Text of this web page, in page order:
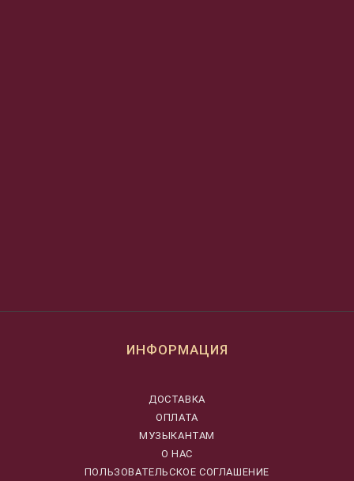
ИНФОРМАЦИЯ
ДОСТАВКА
ОПЛАТА
МУЗЫКАНТАМ
О НАС
ПОЛЬЗОВАТЕЛЬСКОЕ СОГЛАШЕНИЕ